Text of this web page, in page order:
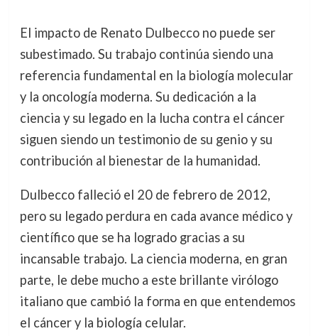
El impacto de Renato Dulbecco no puede ser
subestimado. Su trabajo continúa siendo una
referencia fundamental en la biología molecular
y la oncología moderna. Su dedicación a la
ciencia y su legado en la lucha contra el cáncer
siguen siendo un testimonio de su genio y su
contribución al bienestar de la humanidad.
Dulbecco falleció el 20 de febrero de 2012,
pero su legado perdura en cada avance médico y
científico que se ha logrado gracias a su
incansable trabajo. La ciencia moderna, en gran
parte, le debe mucho a este brillante virólogo
italiano que cambió la forma en que entendemos
el cáncer y la biología celular.